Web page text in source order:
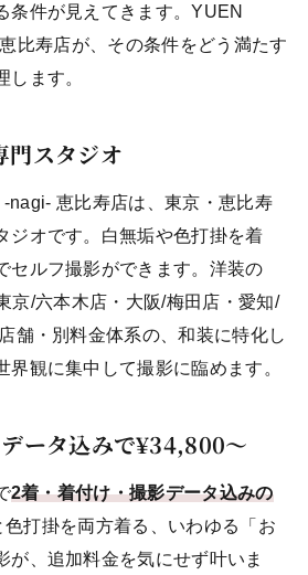
条件が見えてきます。YUEN
比寿店が、その条件をどう満たす
します。
門スタジオ
nagi- 恵比寿店は、東京・恵比寿
ジオです。白無垢や色打掛を着
セルフ撮影ができます。洋装の
京/六本木店・大阪/梅田店・愛知/
舗・別料金体系の、和装に特化し
界観に集中して撮影に臨めます。
ータ込みで¥34,800〜
2着・着付け・撮影データ込みの
色打掛を両方着る、いわゆる「お
が、追加料金を気にせず叶いま